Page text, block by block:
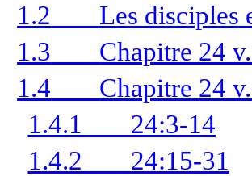
1.2
Les disciples
1.3
Chapitre 24
1.4
Chapitre 24
1.4.1
24:3-14
1.4.2
24:15-31